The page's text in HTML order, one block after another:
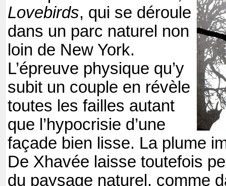
Lovebirds, qui se déroule
dans un parc naturel non
loin de New York.
L’épreuve physique qu’y
subit un couple en révèle
toutes les failles autant
que l’hypocrisie d’une
façade bien lisse. La plume
De Xhavée laisse toutefois
du paysage naturel, comme